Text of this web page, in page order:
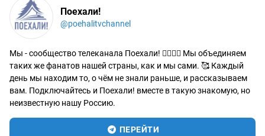
Поехали!
@poehalitvchannel
Мы - сообщество телеканала Поехали! 🙋‍♂️🙋‍♀️ Мы объединяем
таких же фанатов нашей страны, как и мы сами. 🥰 Каждый
день мы находим то, о чём не знали раньше, и рассказываем
вам. Подключайтесь и Поехали! вместе в такую знакомую, но
неизвестную нашу Россию.
ПЕРЕЙТИ